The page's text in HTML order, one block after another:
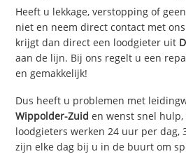
Heeft u lekkage, verstopping of
niet en neem direct contact met
krijgt dan direct een loodgieter uit
aan de lijn. Bij ons regelt u een
en gemakkelijk!
Dus heeft u problemen met
Wippolder-Zuid en wenst snel hulp,
loodgieters werken 24 uur per dag,
zijn elke dag bij u in de buurt om